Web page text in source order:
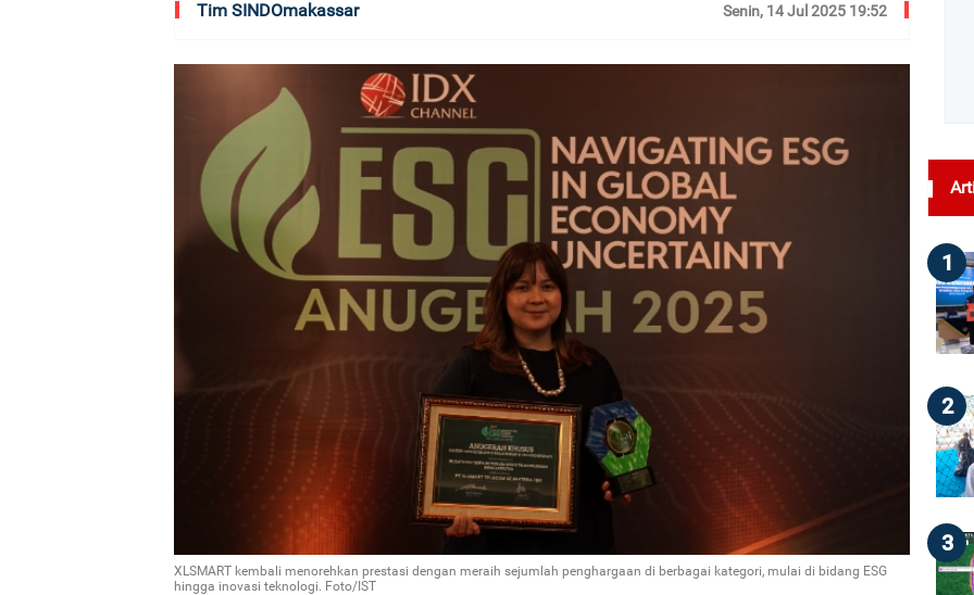
Tim SINDOmakassar Senin, 14 Jul 2025 19:52
XLSMART kembali menorehkan prestasi dengan meraih sejumlah penghargaan di berbagai kategori, mulai di bidang ESG
hingga inovasi teknologi. Foto/IST
1
2
3